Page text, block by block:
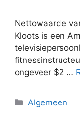
Nettowaarde
Kloots is een
ongeveer $2 …
Categories
Algemeen